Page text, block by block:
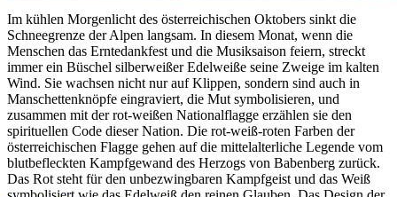
Im kühlen Morgenlicht des österreichischen Oktobers sinkt die
Schneegrenze der Alpen langsam. In diesem Monat, wenn die
Menschen das Erntedankfest und die Musiksaison feiern, streckt
immer ein Büschel silberweißer Edelweiße seine Zweige im kalten
Wind. Sie wachsen nicht nur auf Klippen, sondern sind auch in
Manschettenknöpfe eingraviert, die Mut symbolisieren, und
zusammen mit der rot-weißen Nationalflagge erzählen sie den
spirituellen Code dieser Nation. Die rot-weiß-roten Farben der
österreichischen Flagge gehen auf die mittelalterliche Legende vom
blutbefleckten Kampfgewand des Herzogs von Babenberg zurück.
Das Rot steht für den unbezwingbaren Kampfgeist und das Weiß